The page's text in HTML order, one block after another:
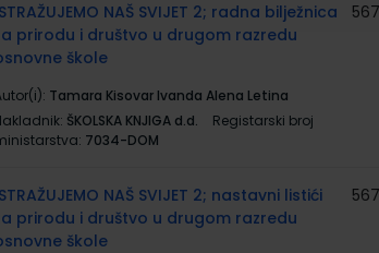
NAŠ SVIJET 2; radna bilježnica
prirodu i društvo u drugom razredu
škole
Tamara Kisovar Ivanda Alena Letina
ŠKOLSKA KNJIGA d.d.
Registarski broj
7034-DOM
NAŠ SVIJET 2; nastavni listići
prirodu i društvo u drugom razredu
škole